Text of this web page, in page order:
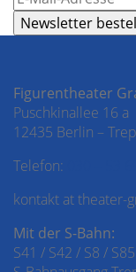
Figurentheater
Puschkinallee 16 a
12435 Berlin –
Telefon:
kontakt at theater-
Mit der S-Bahn:
S41 / S42 / S8 /